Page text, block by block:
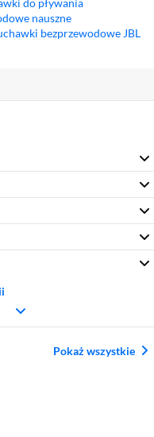
nauszne
bezprzewodowe JBL
Pokaż wszystkie